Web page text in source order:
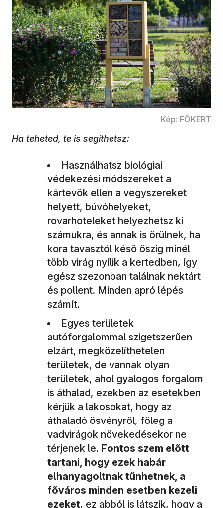
Kép: FŐKERT
Ha teheted, te is segíthetsz:
Használhatsz biológiai
védekezési módszereket a
kártevők ellen a vegyszereket
helyett, búvóhelyeket,
rovarhoteleket helyezhetsz ki
számukra, és annak is örülnek, ha
kora tavasztól késő őszig minél
több virág nyílik a kertedben, így
egész szezonban találnak nektárt
és pollent. Minden apró lépés
számít.
Egyes területek
autóforgalommal szigetszerűen
elzárt, megközelíthetelen
területek, de vannak olyan
területek, ahol gyalogos forgalom
is áthalad, ezekben az esetekben
kérjük a lakosokat, hogy az
áthaladó ösvényről, főleg a
vadvirágok növekedésekor ne
térjenek le. Fontos szem előtt
tartani, hogy ezek habár
elhanyagoltnak tűnhetnek, a
főváros minden esetben kezeli
ezeket, ez abból is látszik, hogy a